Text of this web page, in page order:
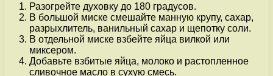
Разогрейте духовку до 180 градусов.
В большой миске смешайте манную крупу, сахар,
разрыхлитель, ванильный сахар и щепотку соли.
В отдельной миске взбейте яйца вилкой или
миксером.
Добавьте взбитые яйца, молоко и растопленное
сливочное масло в сухую смесь.